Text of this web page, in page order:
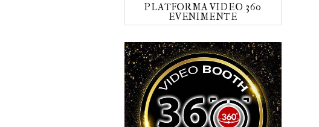
PLATFORMA VIDEO 360
EVENIMENTE